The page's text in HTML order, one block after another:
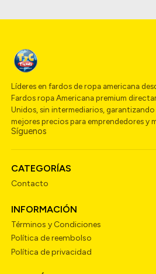
Líderes en fardos de ropa americana
Fardos ropa Americana premium
Unidos, sin intermediarios,
mejores precios para emprendedores y
Síguenos
CATEGORÍAS
Contacto
INFORMACIÓN
Términos y Condiciones
Política de reembolso
Política de privacidad